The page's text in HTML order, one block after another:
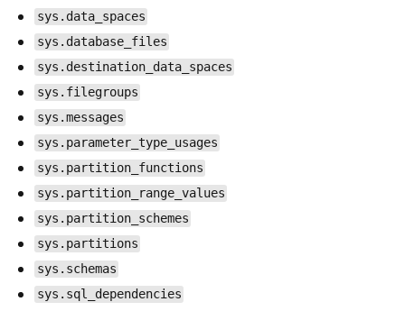
sys.data_spaces
sys.database_files
sys.destination_data_spaces
sys.filegroups
sys.messages
sys.parameter_type_usages
sys.partition_functions
sys.partition_range_values
sys.partition_schemes
sys.partitions
sys.schemas
sys.sql_dependencies